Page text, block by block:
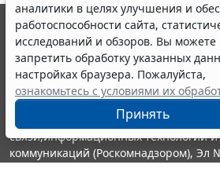
аналитики в целях улучшения и
работоспособности сайта,
исследований и обзоров. Вы можете
запретить обработку указанных
настройках браузера. Пожалуйста,
ознакомьтесь с условиями их
Принять
© ООО "НПП "ГАРАНТ-СЕРВИС", 2026.
выпускается с 1990 года. Компания
являются участниками Российской
информации ГАРАНТ.
Портал ГАРАНТ.РУ зарегистрирован в
издания Федеральной службой по
связи,информационных технологий
коммуникаций (Роскомнадзором), Эл